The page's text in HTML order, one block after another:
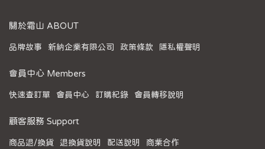
關於霜山 ABOUT
品牌故事 新納企業有限公司 政策條款 隱私權聲明
會員中心 Members
快速查訂單 會員中心 訂購紀錄 會員轉移說明
顧客服務 Support
商品退/換貨 退換貨說明 配送說明 商業合作